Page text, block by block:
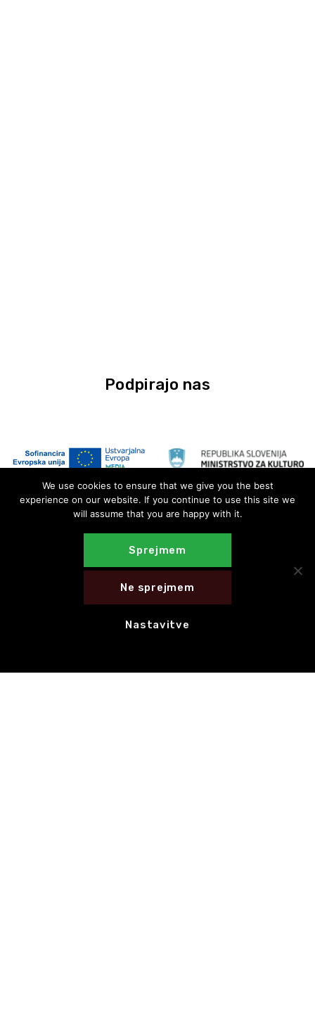
Podpirajo nas
We use cookies to ensure that we give you the best
experience on our website. If you continue to use this site we
will assume that you are happy with it.
Sprejmem
Ne sprejmem
Nastavitve